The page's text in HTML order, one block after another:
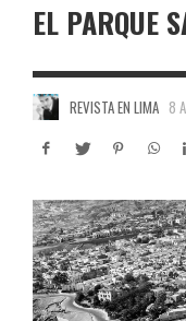
EL PARQUE
REVISTA EN LIMA 8